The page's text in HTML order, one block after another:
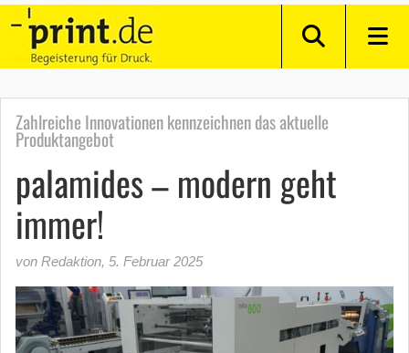
Zahlreiche Innovationen kennzeichnen das aktuelle
Produktangebot
palamides – modern geht
immer!
von Redaktion, 5. Februar 2025